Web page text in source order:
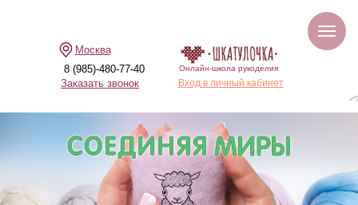
8 (985)-480-77-40
Вход в личный кабинет
Москва
Онлайн-школа рукоделия
Заказать звонок